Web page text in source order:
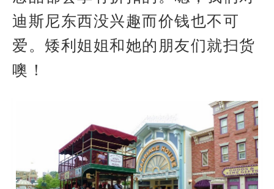
迪斯尼东西没兴趣而价钱也不可
爱。矮利姐姐和她的朋友们就扫货
噢！